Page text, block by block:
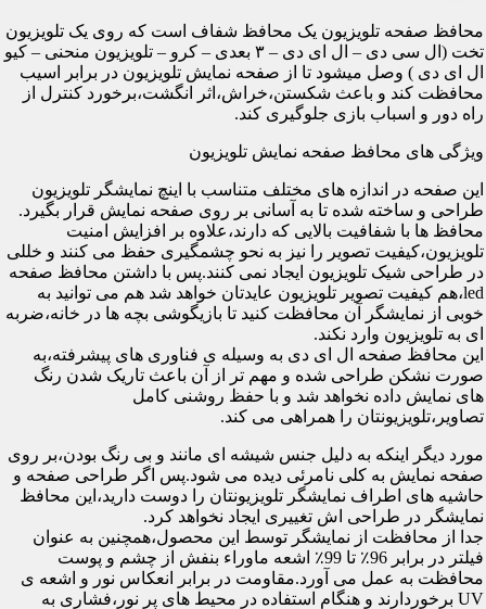
محافظ صفحه تلویزیون یک محافظ شفاف است که روی یک تلویزیون
تخت (ال سی دی – ال ای دی – ۳ بعدی – کرو – تلویزیون منحنی – کیو
ال ای دی ) وصل میشود تا از صفحه نمایش تلویزیون در برابر اسیب
محافظت کند و باعث شکستن،خراش،اثر انگشت،برخورد کنترل از
راه دور و اسباب بازی جلوگیری کند.
ویژگی های محافظ صفحه نمایش تلویزیون
این صفحه در اندازه های مختلف متناسب با اینچ نمایشگر تلویزیون
طراحی و ساخته شده تا به آسانی بر روی صفحه نمایش قرار بگیرد.
محافظ ها با شفافیت بالایی که دارند،علاوه بر افزایش امنیت
تلویزیون،کیفیت تصویر را نیز به نحو چشمگیری حفظ می کنند و خللی
در طراحی شیک تلویزیون ایجاد نمی کنند.پس با داشتن محافظ صفحه
led،هم کیفیت تصویر تلویزیون عایدتان خواهد شد هم می توانید به
خوبی از نمایشگر آن محافظت کنید تا بازیگوشی بچه ها در خانه،ضربه
ای به تلویزیون وارد نکند.
این محافظ صفحه ال ای دی به وسیله ی فناوری های پیشرفته،به
صورت نشکن طراحی شده و مهم تر از آن باعث تاریک شدن رنگ
های نمایش داده نخواهد شد و با حفظ روشنی کامل
تصاویر،تلویزیونتان را همراهی می کند.
مورد دیگر اینکه به دلیل جنس شیشه ای مانند و بی رنگ بودن،بر روی
صفحه نمایش به کلی نامرئی دیده می شود.پس اگر طراحی صفحه و
حاشیه های اطراف نمایشگر تلویزیونتان را دوست دارید،این محافظ
نمایشگر در طراحی اش تغییری ایجاد نخواهد کرد.
جدا از محافظت از نمایشگر توسط این محصول،همچنین به عنوان
فیلتر در برابر 96٪ تا 99٪ اشعه ماوراء بنفش از چشم و پوست
محافظت به عمل می آورد.مقاومت در برابر انعکاس نور و اشعه ی
UV برخوردارند و هنگام استفاده در محیط های پر نور،فشاری به